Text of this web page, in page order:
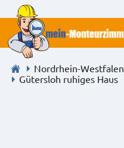
Nordrhein-Westfalen
Gütersloh ruhiges Haus